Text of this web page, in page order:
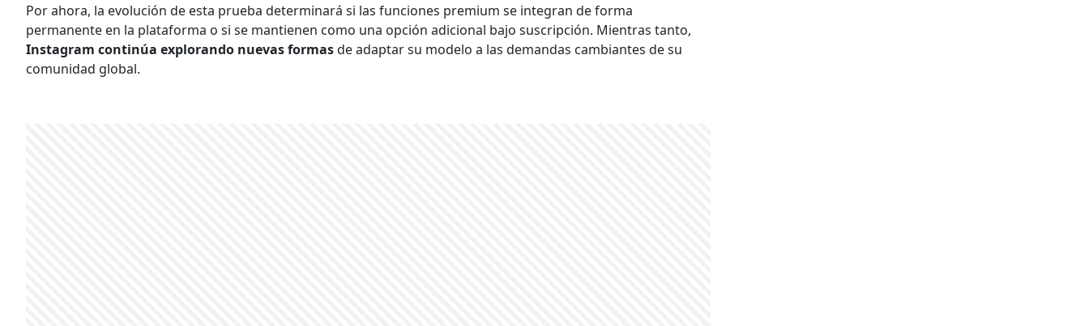
Por ahora, la evolución de esta prueba determinará si las funciones premium se integran de forma
permanente en la plataforma o si se mantienen como una opción adicional bajo suscripción. Mientras tanto,
Instagram continúa explorando nuevas formasde adaptar su modelo a las demandas cambiantes de su
comunidad global.